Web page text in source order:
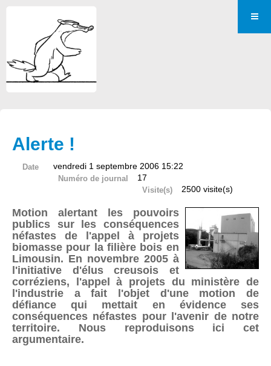
Alerte !
Date vendredi 1 septembre 2006 15:22
Numéro de journal 17
Visite(s) 2500 visite(s)
Motion alertant les pouvoirs
publics sur les conséquences
néfastes de l'appel à projets
biomasse pour la filière bois en
Limousin. En novembre 2005 à
l'initiative d'élus creusois et
corréziens, l'appel à projets du ministère de
l'industrie a fait l'objet d'une motion de
défiance qui mettait en évidence ses
conséquences néfastes pour l'avenir de notre
territoire. Nous reproduisons ici cet
argumentaire.